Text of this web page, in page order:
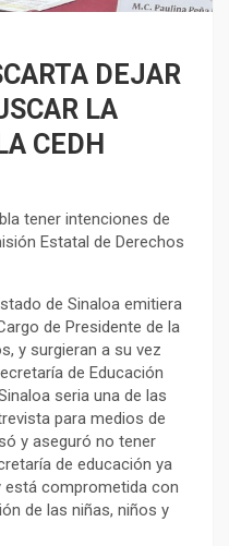
DEJAR
LA
CEDH
tener intenciones de
Estatal de Derechos
de Sinaloa emitiera
de Presidente de la
y surgieran a su vez
de Educación
seria una de las
para medios de
y aseguró no tener
de educación ya
está comprometida con
de las niñas, niños y